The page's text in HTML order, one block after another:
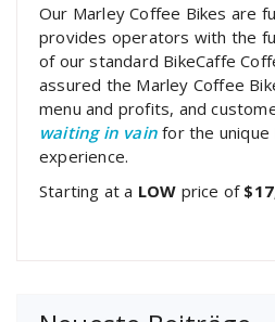
Our Marley Coffee Bikes are
provides operators with the
of our standard BikeCaffe
assured the Marley Coffee
menu and profits, and
waiting in vain for the unique
experience.
Starting at a LOW price of